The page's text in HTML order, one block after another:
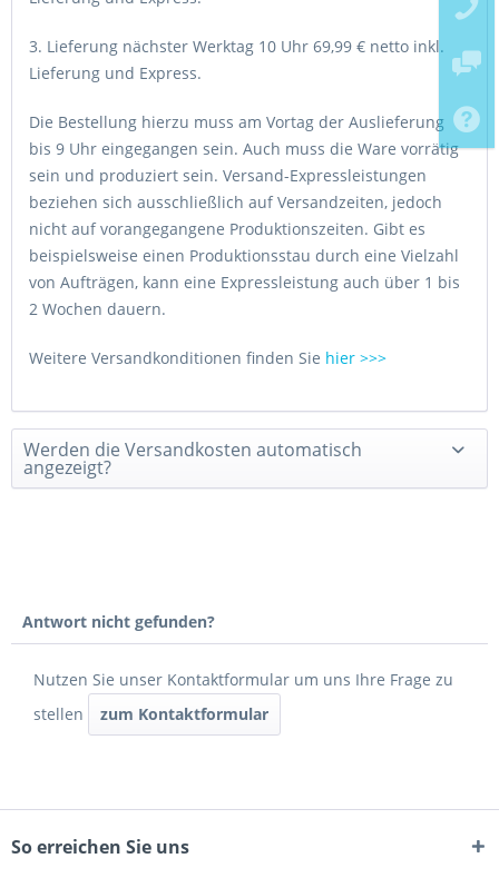
3. Lieferung nächster Werktag 10 Uhr 69,99 € netto inkl.
Lieferung und Express.
Die Bestellung hierzu muss am Vortag der Auslieferung
bis 9 Uhr eingegangen sein. Auch muss die Ware vorrätig
sein und produziert sein. Versand-Expressleistungen
beziehen sich ausschließlich auf Versandzeiten, jedoch
nicht auf vorangegangene Produktionszeiten. Gibt es
beispielsweise einen Produktionsstau durch eine Vielzahl
von Aufträgen, kann eine Expressleistung auch über 1 bis
2 Wochen dauern.
Weitere Versandkonditionen finden Sie hier >>>
Werden die Versandkosten automatisch
angezeigt?
Antwort nicht gefunden?
Nutzen Sie unser Kontaktformular um uns Ihre Frage zu
stellen
zum Kontaktformular
So erreichen Sie uns